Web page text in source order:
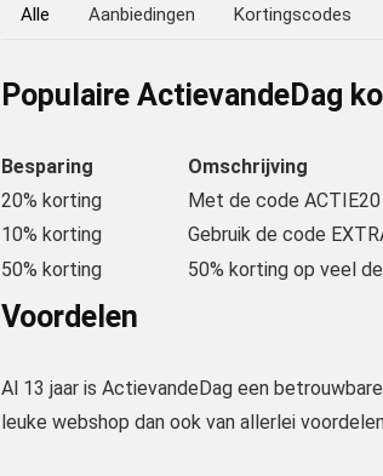
Alle Aanbiedingen Kortingscodes
Populaire ActievandeDag
Besparing Omschrijving
20% korting
Met de code
10% korting
Gebruik de code
50% korting
50% korting op veel
Voordelen
Al 13 jaar is ActievandeDag een
leuke webshop dan ook van allerlei